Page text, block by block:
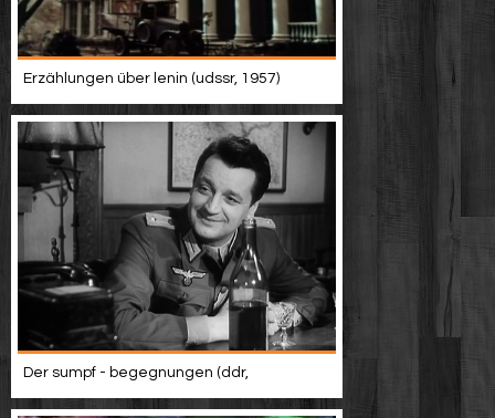
Erzählungen über lenin (udssr, 1957)
Der sumpf - begegnungen (ddr,